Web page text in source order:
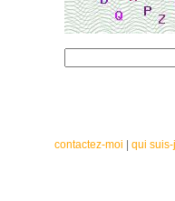
contactez-moi qui